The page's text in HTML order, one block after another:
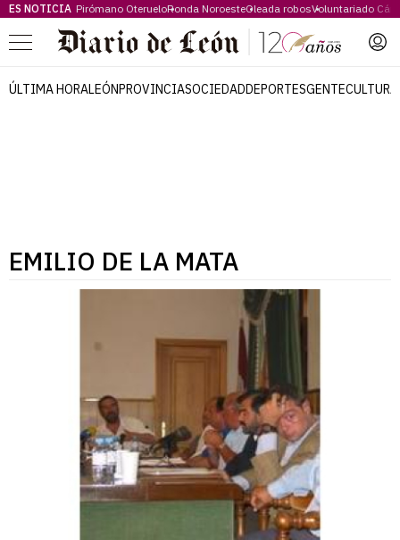
ES NOTICIA Pirómano OterueloRonda NoroesteOleada robosVoluntariado
Menú
ÚLTIMA HORALEÓNPROVINCIASOCIEDADDEPORTESGENTECULTURA
EMILIO DE LA MATA